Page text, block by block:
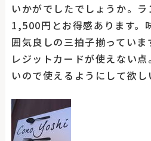
いかがでしたでしょうか。
1,500円とお得感あります。
囲気良しの三拍子揃っていま
レジットカードが使えない
いので使えるようにして欲し